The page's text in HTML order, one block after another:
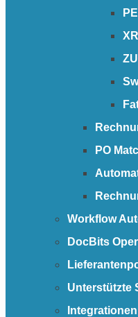
PO
Workflow
DocBits
Unterstützte
Integrationen